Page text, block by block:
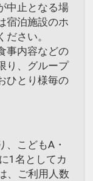
：彩）
ラスカフ
す。
ございま
中止となる場
宿泊施設のホ
さい。
事内容などの
り、グループ
ひとり様毎の
、こどもA・
1名としてカ
、ご利用人数